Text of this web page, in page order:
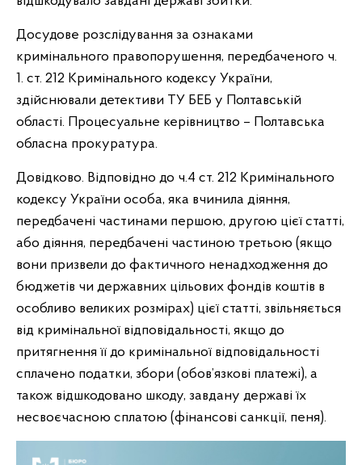
Досудове розслідування за ознаками
кримінального правопорушення, передбаченого ч.
1. ст. 212 Кримінального кодексу України,
здійснювали детективи ТУ БЕБ у Полтавській
області. Процесуальне керівництво – Полтавська
обласна прокуратура.
Довідково. Відповідно до ч.4 ст. 212 Кримінального
кодексу України особа, яка вчинила діяння,
передбачені частинами першою, другою цієї статті,
або діяння, передбачені частиною третьою (якщо
вони призвели до фактичного ненадходження до
бюджетів чи державних цільових фондів коштів в
особливо великих розмірах) цієї статті, звільняється
від кримінальної відповідальності, якщо до
притягнення її до кримінальної відповідальності
сплачено податки, збори (обов’язкові платежі), а
також відшкодовано шкоду, завдану державі їх
несвоєчасною сплатою (фінансові санкції, пеня).